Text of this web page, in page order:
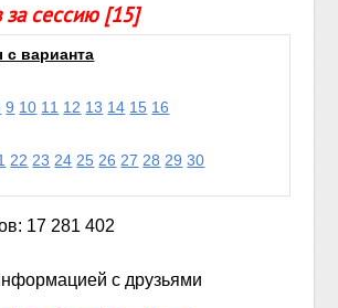
сессию [15]
варианта
9 10 11 12 13 14 15 16
22 23 24 25 26 27 28 29 30
17 281 402
с друзьями